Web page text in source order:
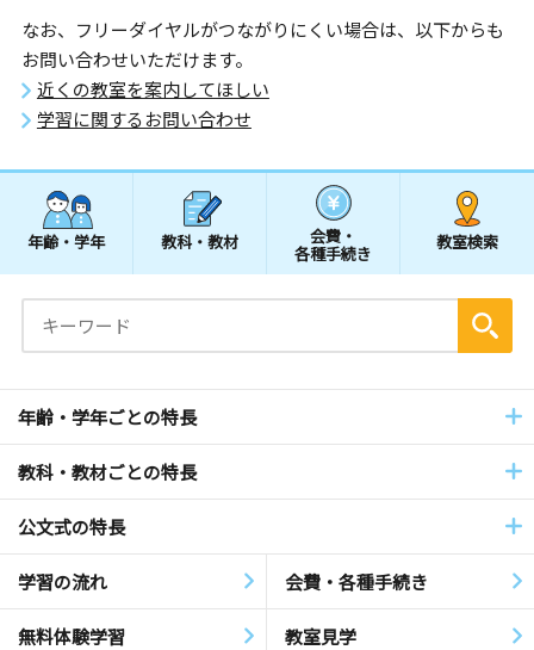
なお、フリーダイヤルがつながりにくい場合は、以下からも
お問い合わせいただけます。
近くの教室を案内してほしい
学習に関するお問い合わせ
年齢・学年 教科・教材 会費・
各種手続き
教室検索
年齢・学年ごとの特長
教科・教材ごとの特長
公文式の特長
学習の流れ 会費・各種手続き
無料体験学習 教室見学